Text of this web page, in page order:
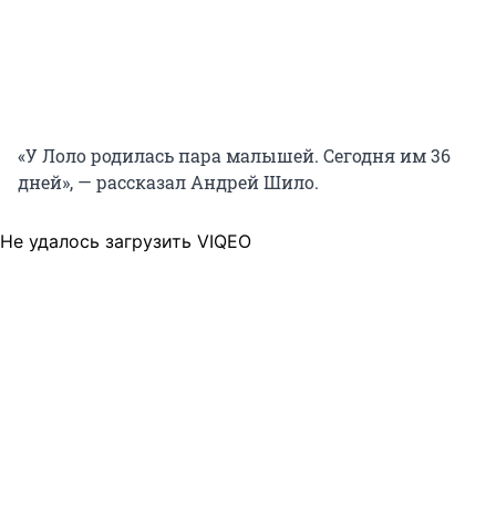
«У Лоло родилась пара малышей. Сегодня им 36
дней», — рассказал Андрей Шило.
Не удалось загрузить VIQEO